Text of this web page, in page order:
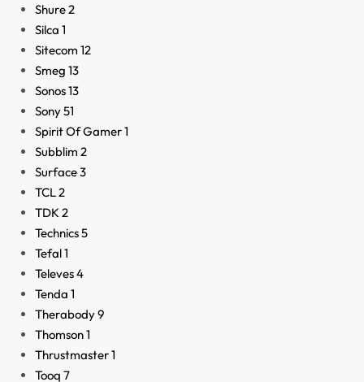
Shure2
Silca 1
Sitecom 12
Smeg 13
Sonos13
Sony51
Spirit Of Gamer1
Subblim 2
Surface3
TCL2
TDK 2
Technics5
Tefal1
Televes4
Tenda 1
Therabody9
Thomson1
Thrustmaster1
Tooq 7